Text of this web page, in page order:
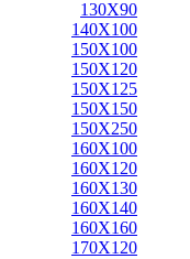
130X90
140X100
150X100
150X120
150X125
150X150
150X250
160X100
160X120
160X130
160X140
160X160
170X120